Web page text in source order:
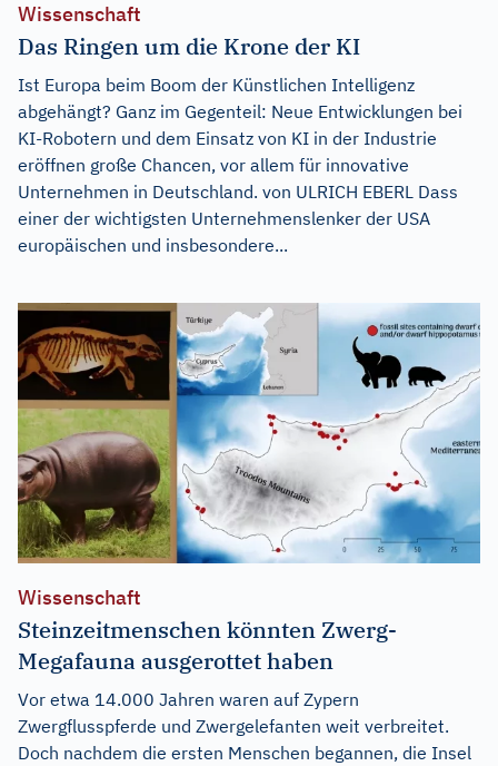
Wissenschaft
Das Ringen um die Krone der KI
Ist Europa beim Boom der Künstlichen Intelligenz
abgehängt? Ganz im Gegenteil: Neue Entwicklungen bei
KI-Robotern und dem Einsatz von KI in der Industrie
eröffnen große Chancen, vor allem für innovative
Unternehmen in Deutschland. von ULRICH EBERL Dass
einer der wichtigsten Unternehmenslenker der USA
europäischen und insbesondere...
Wissenschaft
Steinzeitmenschen könnten Zwerg-
Megafauna ausgerottet haben
Vor etwa 14.000 Jahren waren auf Zypern
Zwergflusspferde und Zwergelefanten weit verbreitet.
Doch nachdem die ersten Menschen begannen, die Insel